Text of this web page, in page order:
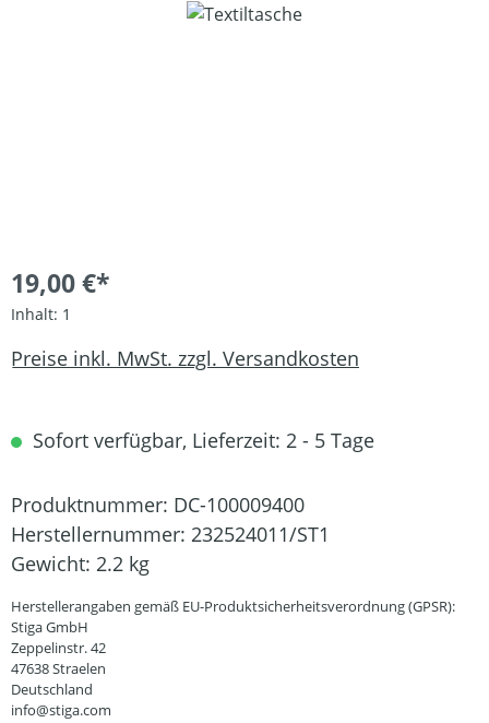
Bildergalerie überspringen
19,00 €*
Inhalt: 1
Preise inkl. MwSt. zzgl. Versandkosten
Sofort verfügbar, Lieferzeit: 2 - 5 Tage
Produktnummer: DC-100009400
Herstellernummer: 232524011/ST1
Gewicht: 2.2 kg
Herstellerangaben gemäß EU-Produktsicherheitsverordnung (GPSR):
Stiga GmbH
Zeppelinstr. 42
47638 Straelen
Deutschland
info@stiga.com